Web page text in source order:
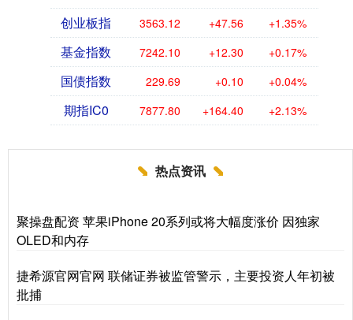
创业板指 3563.12 +47.56 +1.35%
基金指数 7242.10 +12.30 +0.17%
国债指数 229.69 +0.10 +0.04%
期指IC0 7877.80 +164.40 +2.13%
热点资讯
聚操盘配资 苹果iPhone 20系列或将大幅度涨价 因独家
OLED和内存
捷希源官网官网 联储证券被监管警示，主要投资人年初被
批捕